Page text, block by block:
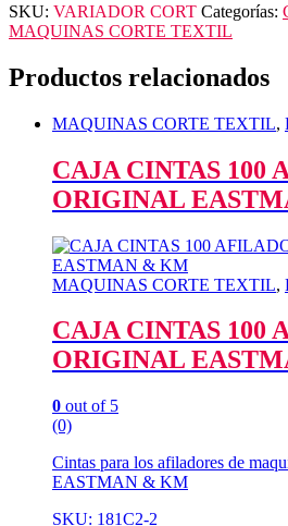
SKU: VARIADOR CORT Categorías:
MAQUINAS CORTE TEXTIL
Productos relacionados
MAQUINAS CORTE TEXTIL,
CAJA CINTAS 100
ORIGINAL
MAQUINAS CORTE TEXTIL,
CAJA CINTAS 100
ORIGINAL
0 out of 5
(0)
Cintas para los afiladores de
EASTMAN & KM
SKU: 181C2-2